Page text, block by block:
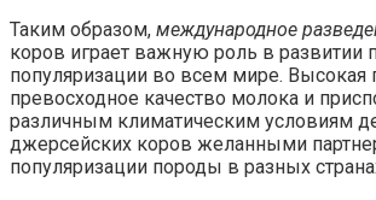
Таким образом, международное
коров играет важную роль в развитии
популяризации во всем мире. Высокая
превосходное качество молока и
различным климатическим условиям
джерсейских коров желанными
популяризации породы в разных